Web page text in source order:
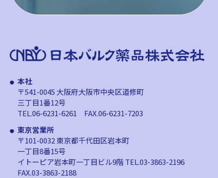
本社
〒541-0045 大阪府大阪市中央区道修町
三丁目1番12号
TEL.06-6231-6261 FAX.06-6231-7203
東京営業所
〒101-0032 東京都千代田区岩本町
一丁目8番15号
イトーピア岩本町一丁目ビル9階TEL.03-3863-2196
FAX.03-3863-2188